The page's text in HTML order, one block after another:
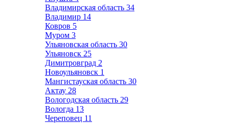
Владимирская область 34
Владимир 14
Ковров 5
Муром 3
Ульяновская область 30
Ульяновск 25
Димитровград 2
Новоульяновск 1
Мангистауская область 30
Актау 28
Вологодская область 29
Вологда 13
Череповец 11